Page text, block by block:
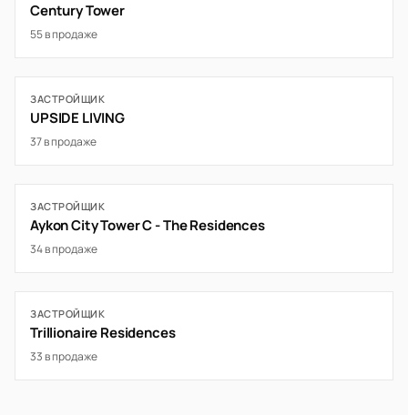
Century Tower
55 в продаже
ЗАСТРОЙЩИК
UPSIDE LIVING
37 в продаже
ЗАСТРОЙЩИК
Aykon City Tower C - The Residences
34 в продаже
ЗАСТРОЙЩИК
Trillionaire Residences
33 в продаже